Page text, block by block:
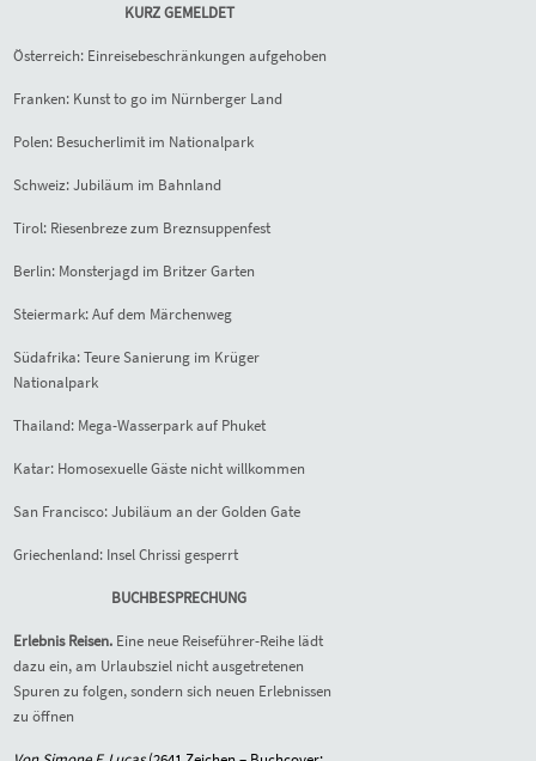
KURZ GEMELDET
Österreich: Einreisebeschränkungen aufgehoben
Franken: Kunst to go im Nürnberger Land
Polen: Besucherlimit im Nationalpark
Schweiz: Jubiläum im Bahnland
Tirol: Riesenbreze zum Breznsuppenfest
Berlin: Monsterjagd im Britzer Garten
Steiermark: Auf dem Märchenweg
Südafrika: Teure Sanierung im Krüger
Nationalpark
Thailand: Mega-Wasserpark auf Phuket
Katar: Homosexuelle Gäste nicht willkommen
San Francisco: Jubiläum an der Golden Gate
Griechenland: Insel Chrissi gesperrt
BUCHBESPRECHUNG
Erlebnis Reisen. Eine neue Reiseführer-Reihe lädt
dazu ein, am Urlaubsziel nicht ausgetretenen
Spuren zu folgen, sondern sich neuen Erlebnissen
zu öffnen